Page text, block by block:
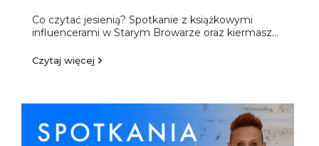
Co czytać jesienią? Spotkanie z książkowymi
influencerami w Starym Browarze oraz kiermasz...
Czytaj więcej